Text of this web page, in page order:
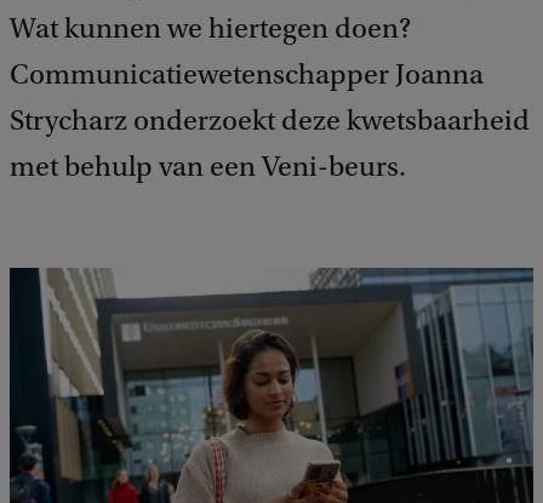
Wat kunnen we hiertegen doen?
Communicatiewetenschapper Joanna
Strycharz onderzoekt deze kwetsbaarheid
met behulp van een Veni-beurs.